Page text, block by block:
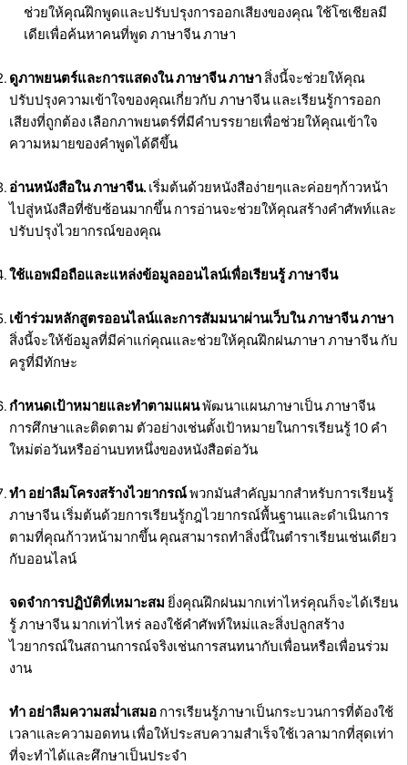
ช่วยให้คุณฝึกพูดและปรับปรุงการออกเสียงของคุณ ใช้โซเชียลมี
เดียเพื่อค้นหาคนที่พูด ภาษาจีน ภาษา
ดูภาพยนตร์และการแสดงใน ภาษาจีน ภาษา สิ่งนี้จะช่วยให้คุณ
ปรับปรุงความเข้าใจของคุณเกี่ยวกับ ภาษาจีน และเรียนรู้การออก
เสียงที่ถูกต้อง เลือกภาพยนตร์ที่มีคำบรรยายเพื่อช่วยให้คุณเข้าใจ
ความหมายของคำพูดได้ดีขึ้น
อ่านหนังสือใน ภาษาจีน.เริ่มต้นด้วยหนังสือง่ายๆและค่อยๆก้าวหน้า
ไปสู่หนังสือที่ซับซ้อนมากขึ้น การอ่านจะช่วยให้คุณสร้างคำศัพท์และ
ปรับปรุงไวยากรณ์ของคุณ
ใช้แอพมือถือและแหล่งข้อมูลออนไลน์เพื่อเรียนรู้ ภาษาจีน
เข้าร่วมหลักสูตรออนไลน์และการสัมมนาผ่านเว็บใน ภาษาจีน ภาษา
สิ่งนี้จะให้ข้อมูลที่มีค่าแก่คุณและช่วยให้คุณฝึกฝนภาษา ภาษาจีน กับ
ครูที่มีทักษะ
กำหนดเป้าหมายและทำตามแผนพัฒนาแผนภาษาเป็น ภาษาจีน
การศึกษาและติดตาม ตัวอย่างเช่นตั้งเป้าหมายในการเรียนรู้ 10 คำ
ใหม่ต่อวันหรืออ่านบทหนึ่งของหนังสือต่อวัน
ทำ อย่าลืมโครงสร้างไวยากรณ์พวกมันสำคัญมากสำหรับการเรียนรู้
ภาษาจีน เริ่มต้นด้วยการเรียนรู้กฎไวยากรณ์พื้นฐานและดำเนินการ
ตามที่คุณก้าวหน้ามากขึ้น คุณสามารถทำสิ่งนี้ในตำราเรียนเช่นเดียว
กับออนไลน์
จดจำการปฏิบัติที่เหมาะสม ยิ่งคุณฝึกฝนมากเท่าไหร่คุณก็จะได้เรียน
รู้ ภาษาจีน มากเท่าไหร่ ลองใช้คำศัพท์ใหม่และสิ่งปลูกสร้าง
ไวยากรณ์ในสถานการณ์จริงเช่นการสนทนากับเพื่อนหรือเพื่อนร่วม
งาน
ทำ อย่าลืมความสม่ำเสมอ การเรียนรู้ภาษาเป็นกระบวนการที่ต้องใช้
เวลาและความอดทน เพื่อให้ประสบความสำเร็จใช้เวลามากที่สุดเท่า
ที่จะทำได้และศึกษาเป็นประจำ